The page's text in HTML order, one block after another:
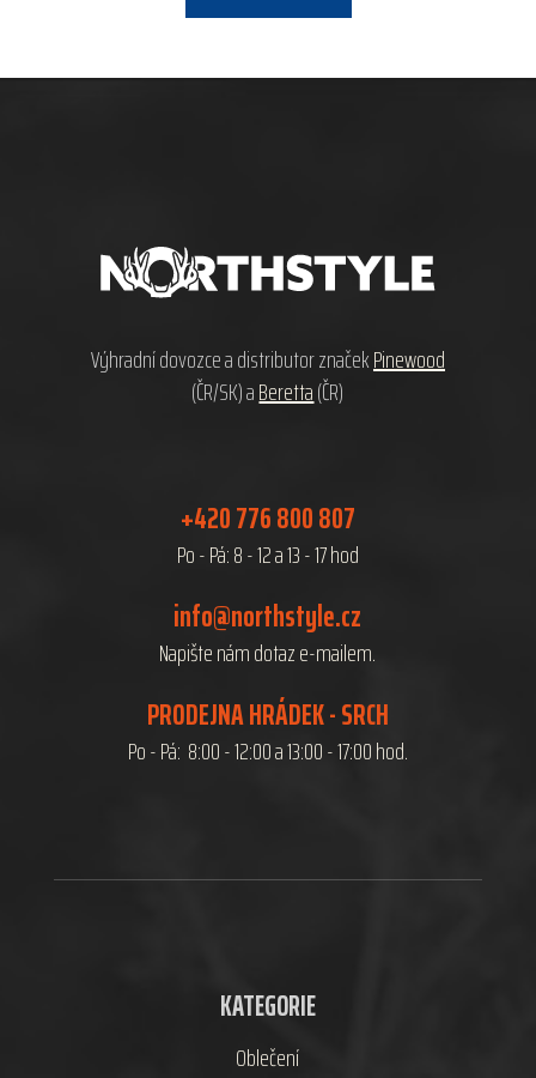
Výhradní dovozce a distributor značekPinewood
(ČR/SK) aBeretta(ČR)
+420 776 800 807
Po - Pá: 8 - 12 a 13 - 17 hod
info@northstyle.cz
Napište nám dotaz e-mailem.
PRODEJNA HRÁDEK - SRCH
Po - Pá: 8:00 - 12:00 a 13:00 - 17:00 hod.
KATEGORIE
Oblečení